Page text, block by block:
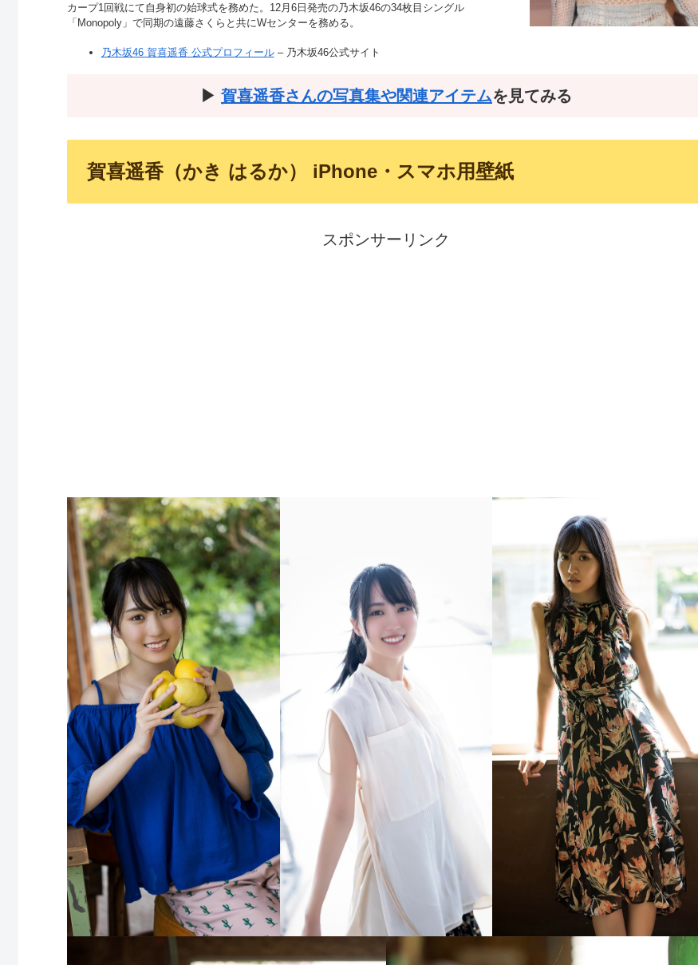
カープ1回戦にて自身初の始球式を務めた。12月6日発売の乃木坂46の34枚目シングル
「Monopoly」で同期の遠藤さくらと共にWセンターを務める。
乃木坂46 賀喜遥香 公式プロフィール– 乃木坂46公式サイト
▶︎賀喜遥香さんの写真集や関連アイテムを見てみる
賀喜遥香（かき はるか） iPhone・スマホ用壁紙
スポンサーリンク